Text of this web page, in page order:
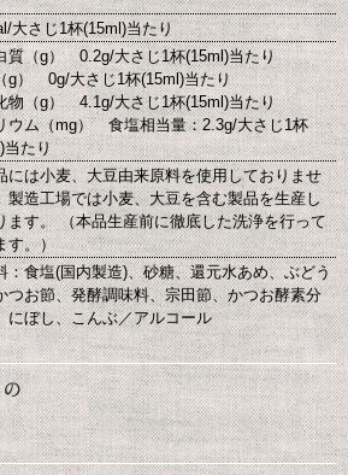
大さじ1杯(15ml)当たり
質（g） 0.2g/大さじ1杯(15ml)当たり
g） 0g/大さじ1杯(15ml)当たり
物（g） 4.1g/大さじ1杯(15ml)当たり
ウム（mg） 食塩相当量：2.3g/大さじ1杯
当たり
には小麦、大豆由来原料を使用しておりませ
製造工場では小麦、大豆を含む製品を生産し
ます。 （本品生産前に徹底した洗浄を行って
す。）
：食塩(国内製造)、砂糖、還元水あめ、ぶどう
つお節、発酵調味料、宗田節、かつお酵素分
にぼし、こんぶ／アルコール